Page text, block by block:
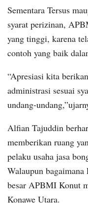
Sementara Tersus
syarat perizinan,
yang tinggi, karena
contoh yang baik
“Apresiasi kita
administrasi sesuai
undang-
Alfian Tajuddin
memberikan ruang
pelaku usaha jasa
Walaupun
besar APBMI Konut
Konawe Utara.